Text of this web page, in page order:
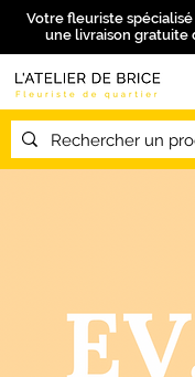
Votre fleuriste
une livraison gratuite